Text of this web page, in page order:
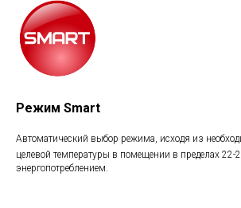
Режим Smart
Автоматический выбор режима, исходя из
целевой температуры в помещении в пределах 22-
энергопотреблением.